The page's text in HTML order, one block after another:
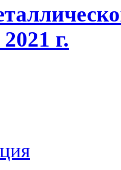
г.